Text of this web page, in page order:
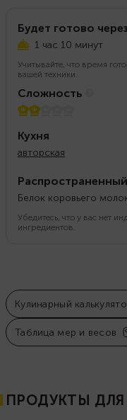
Будет готово через
1 час 10 минут
Учитывайте, что время
вашей техники.
Сложность
2 из 5
Кухня
авторская
Белок коровьего
Убедитесь, что у вас нет
ингредиентов.
Кулинарный
Таблица мер и весов
ПРОДУКТЫ ДЛЯ